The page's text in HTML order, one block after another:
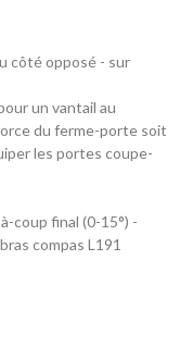
côté opposé - sur
un vantail au
du ferme-porte soit
les portes coupe-
coup final (0-15°) -
compas L191